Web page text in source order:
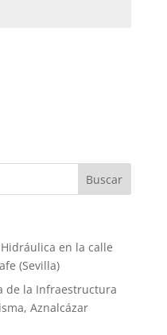
en la calle
(Sevilla)
de la Infraestructura
Aznalcázar